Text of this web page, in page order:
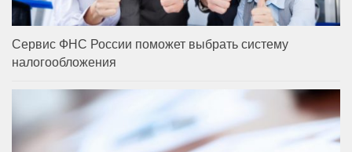
Сервис ФНС России поможет выбрать систему
налогообложения